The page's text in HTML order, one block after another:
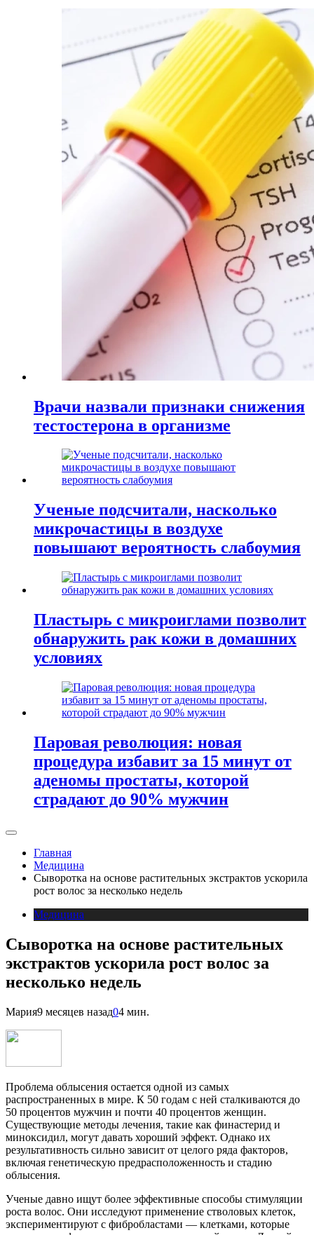
Врачи назвали признаки снижения
тестостерона в организме
Ученые подсчитали, насколько
микрочастицы в воздухе
повышают вероятность слабоумия
Пластырь с микроиглами позволит
обнаружить рак кожи в домашних
условиях
Паровая революция: новая
процедура избавит за 15 минут от
аденомы простаты, которой
страдают до 90% мужчин
Главная
Медицина
Сыворотка на основе растительных экстрактов ускорила
рост волос за несколько недель
Медицина
Сыворотка на основе растительных
экстрактов ускорила рост волос за
несколько недель
Мария9 месяцев назад04 мин.
Проблема облысения остается одной из самых
распространенных в мире. К 50 годам с ней сталкиваются до
50 процентов мужчин и почти 40 процентов женщин.
Существующие методы лечения, такие как финастерид и
миноксидил, могут давать хороший эффект. Однако их
результативность сильно зависит от целого ряда факторов,
включая генетическую предрасположенность и стадию
облысения.
Ученые давно ищут более эффективные способы стимуляции
роста волос. Они исследуют применение стволовых клеток,
экспериментируют с фибробластами — клетками, которые